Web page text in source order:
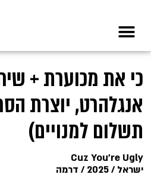
כי את מכוערת +
אנגלהרט, יוצרת
תשלום למנויים)
Cuz You’re Ugly
ישראל / 2025 / דרמה